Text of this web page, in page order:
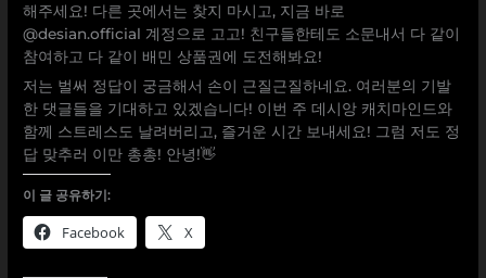
해주세요! 다른 곳에서는 찾지 마시고, 지금 바로
@desian.official 계정으로 고고! 친구들한테도 소문내서 다 같이
참여하고 다 같이 배민 상품권에 도전해봐요!
저는 벌써 정답이 궁금해서 손이 근질근질하네요. 여러분의 기발
한 댓글들을 기대하고 있겠습니다! 이번 주 데시앙 캐치마인드와
함께 스트레스도 날려버리고, 즐거운 시간 보내세요! 그럼 저도 정
답 맞추러 이만 총총! 안녕!👋
이 글 공유하기:
Facebook X